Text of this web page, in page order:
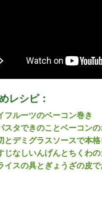
レシピ：
フルーツのベーコン巻き
スタできのことベーコン
とデミグラスソースで本
じなしいんげんとちくわ
イスの具とぎょうざの皮